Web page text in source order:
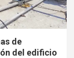
de
del edificio